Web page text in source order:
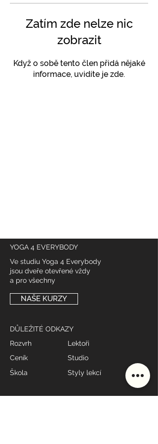
Zatím zde nelze nic
zobrazit
Když o sobě tento člen přidá nějaké
informace, uvidíte je zde.
YOGA 4 EVERYBODY
Ve studiu Yoga 4 Everybody
jsou dveře otevřené vždy
a pro všechny
NAŠE KURZY
DŮLEŽITÉ ODKAZY
Rozvrh
Ceník
Škola
Lektoři
Studio
Styly lekcí